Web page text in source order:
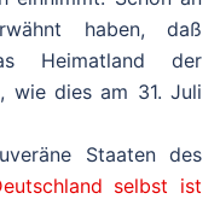
haben, daß
Heimatland der
wie dies am 31. Juli
Staaten des
selbst ist